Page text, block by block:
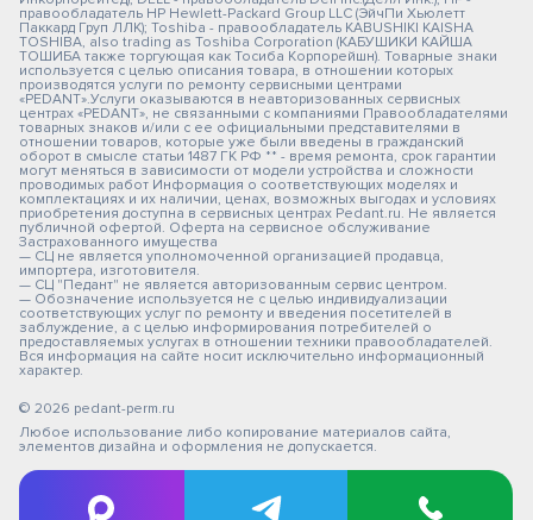
правообладатель HP Hewlett-Packard Group LLC (ЭйчПи Хьюлетт
Паккард Груп ЛЛК); Toshiba - правообладатель KABUSHIKI KAISHA
TOSHIBA, also trading as Toshiba Corporation (КАБУШИКИ КАЙША
ТОШИБА также торгующая как Тосиба Корпорейшн). Товарные знаки
используется с целью описания товара, в отношении которых
производятся услуги по ремонту сервисными центрами
«PEDANT».Услуги оказываются в неавторизованных сервисных
центрах «PEDANT», не связанными с компаниями Правообладателями
товарных знаков и/или с ее официальными представителями в
отношении товаров, которые уже были введены в гражданский
оборот в смысле статьи 1487 ГК РФ ** - время ремонта, срок гарантии
могут меняться в зависимости от модели устройства и сложности
проводимых работ Информация о соответствующих моделях и
комплектациях и их наличии, ценах, возможных выгодах и условиях
приобретения доступна в сервисных центрах Pedant.ru. Не является
публичной офертой. Оферта на сервисное обслуживание
Застрахованного имущества
— СЦ не является уполномоченной организацией продавца,
импортера, изготовителя.
— СЦ "Педант" не является авторизованным сервис центром.
— Обозначение используется не с целью индивидуализации
соответствующих услуг по ремонту и введения посетителей в
заблуждение, а с целью информирования потребителей о
предоставляемых услугах в отношении техники правообладателей.
Вся информация на сайте носит исключительно информационный
характер.
© 2026 pedant-perm.ru
Любое использование либо копирование материалов сайта,
элементов дизайна и оформления не допускается.